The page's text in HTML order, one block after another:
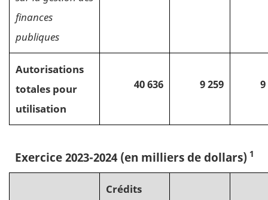
finances
publiques
Autorisations
totales pour
utilisation
40 636 9 259 9
Exercice 2023-2024 (en milliers de dollars) 1
Crédits